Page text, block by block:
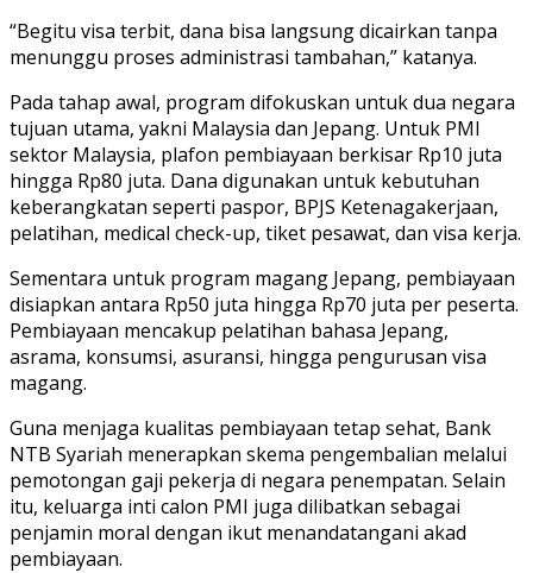
“Begitu visa terbit, dana bisa langsung dicairkan tanpa
menunggu proses administrasi tambahan,” katanya.
Pada tahap awal, program difokuskan untuk dua negara
tujuan utama, yakni Malaysia dan Jepang. Untuk PMI
sektor Malaysia, plafon pembiayaan berkisar Rp10 juta
hingga Rp80 juta. Dana digunakan untuk kebutuhan
keberangkatan seperti paspor, BPJS Ketenagakerjaan,
pelatihan, medical check-up, tiket pesawat, dan visa kerja.
Sementara untuk program magang Jepang, pembiayaan
disiapkan antara Rp50 juta hingga Rp70 juta per peserta.
Pembiayaan mencakup pelatihan bahasa Jepang,
asrama, konsumsi, asuransi, hingga pengurusan visa
magang.
Guna menjaga kualitas pembiayaan tetap sehat, Bank
NTB Syariah menerapkan skema pengembalian melalui
pemotongan gaji pekerja di negara penempatan. Selain
itu, keluarga inti calon PMI juga dilibatkan sebagai
penjamin moral dengan ikut menandatangani akad
pembiayaan.